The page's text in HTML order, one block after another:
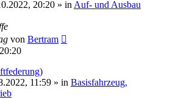
20:20 » in Auf- und Ausbau
von Bertram
11:59 » in Basisfahrzeug,